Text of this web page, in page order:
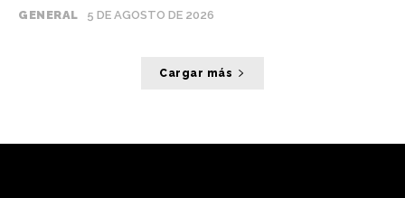
GENERAL 5 DE AGOSTO DE 2026
Cargar más